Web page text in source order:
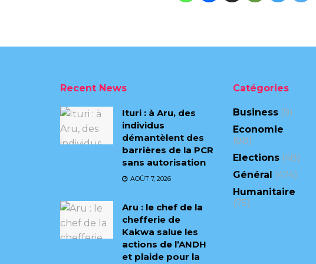
Recent News
Ituri : à Aru, des
individus
démantèlent des
barrières de la PCR
sans autorisation
AOÛT 7, 2026
Aru : le chef de la
chefferie de
Kakwa salue les
actions de l’ANDH
et plaide pour la
Catégories
Business(9)
Economie
(88)
Elections(48)
Général (474)
Humanitaire
(75)